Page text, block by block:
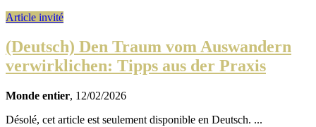
Article invité
(Deutsch) Den Traum vom Auswandern
verwirklichen: Tipps aus der Praxis
Monde entier, 12/02/2026
Désolé, cet article est seulement disponible en Deutsch. ...